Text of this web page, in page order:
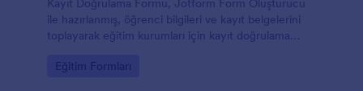
Kayıt Doğrulama Formu, Jotform Form Oluşturucu
ile hazırlanmış, öğrenci bilgileri ve kayıt belgelerini
toplayarak eğitim kurumları için kayıt doğrulama
Go to Category:
Eğitim Formları